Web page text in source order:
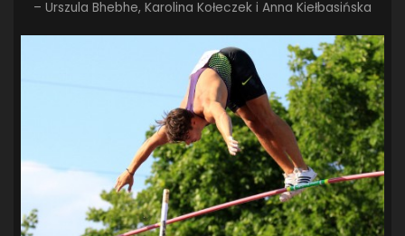
– Urszula Bhebhe, Karolina Kołeczek i Anna Kiełbasińska